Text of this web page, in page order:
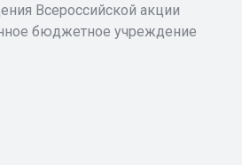
Всероссийской акции
бюджетное учреждение